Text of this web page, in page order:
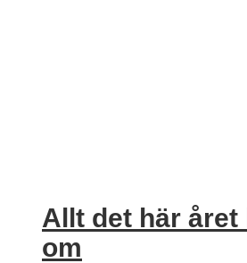
Allt det här året
om